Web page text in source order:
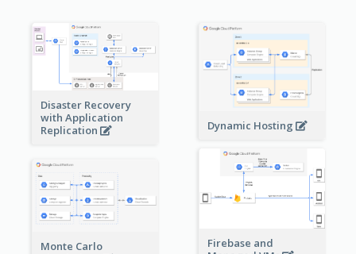
Disaster Recovery
with Application
Replication
Dynamic Hosting
Firebase and
Monte Carlo